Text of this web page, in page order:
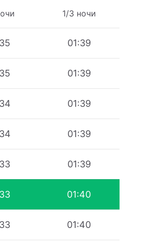
1/3 ночи
01:39
01:39
01:39
01:39
01:39
01:40
01:40